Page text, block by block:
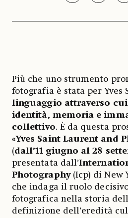
Più che uno strumento
fotografia è stata per Yves
linguaggio attraverso
identità, memoria e
collettivo. È da questa
«Yves Saint Laurent and
(dall’11 giugno al 28
presentata dall’
Photography(Icp) di New
che indaga il ruolo
fotografica nella storia
definizione dell’eredità